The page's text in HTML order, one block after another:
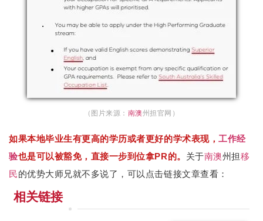
（图片来源： 南澳州担官网）
如果本地毕业生有更高的学历或者更好的学术表现，工作经
验也是可以被豁免，直接一步到位拿PR的。 关于南澳州担移
民的优势大师兄就不多说了，可以点击链接文章查看：
相关链接